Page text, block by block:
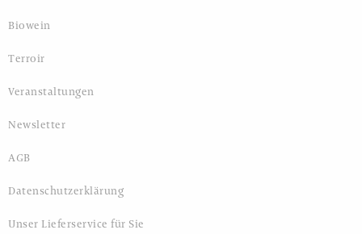
Biowein
Terroir
Veranstaltungen
Newsletter
AGB
Datenschutzerklärung
Unser Lieferservice für Sie